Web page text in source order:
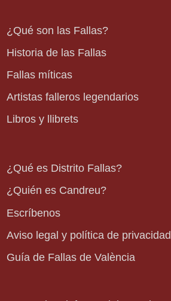
¿Qué son las Fallas?
Historia de las Fallas
Fallas míticas
Artistas falleros legendarios
Libros y llibrets
¿Qué es Distrito Fallas?
¿Quién es Candreu?
Escríbenos
Aviso legal y política de privacidad
Guía de Fallas de València